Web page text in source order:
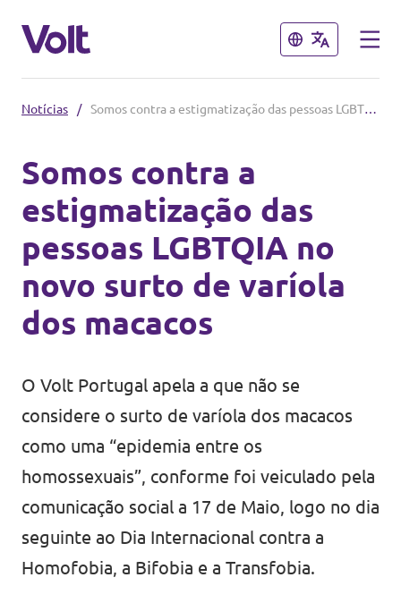
Fechar
Volt Espanha
Volt Países Baixos
Volt Alemanha
Volt Bélgica
Fechar
Políticas
Sobre o Volt
Pessoas
Notícias
Junta-te ao Volt!
Notícias / Somos contra a estigmatização das pessoas LGBTQIA no novo surto de varíola dos macacos
Somos contra a
estigmatização das
pessoas LGBTQIA no
novo surto de varíola
dos macacos
O Volt Portugal apela a que não se
considere o surto de varíola dos macacos
como uma “epidemia entre os
homossexuais”, conforme foi veiculado pela
comunicação social a 17 de Maio, logo no dia
seguinte ao Dia Internacional contra a
Homofobia, a Bifobia e a Transfobia.